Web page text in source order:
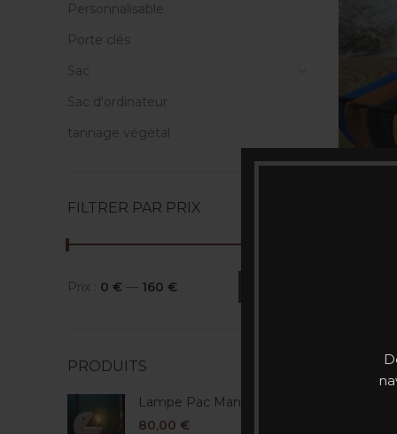
Personnalisable
Porte clés
Sac
Sac d'ordinateur
tannage végétal
FILTRER PAR PRIX
Prix : 0 € — 160 €
PRODUITS
Lampe Pac Man
80,00 €